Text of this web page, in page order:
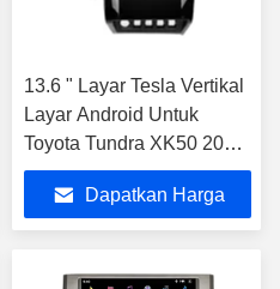
13.6 " Layar Tesla Vertikal
Layar Android Untuk
Toyota Tundra XK50 2007-
2013 Sequoia XK60 2008
- 2017 Mobil Multimedia
Stereo GPS Carplay
Dapatkan Harga